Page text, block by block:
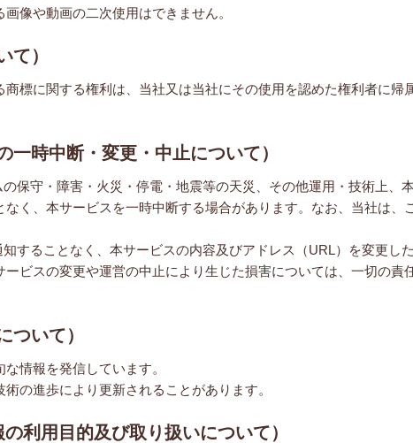
像や動画の二次使用はできません。
）
標に関する権利は、当社又は当社にその使用を認めた権利者に帰
時中断・変更・中止について）
保守・障害・火災・停電・地震等の天災、その他運用・技術上、
く、本サービスを一時中断する場合があります。なお、当社は
することなく、本サービスの内容及びアドレス（URL）を変更し
ービスの変更や運営の中止により生じた損害については、一切の
いて）
情報を発信しています。
の進歩により更新されることがあります。
利用目的及び取り扱いについて）